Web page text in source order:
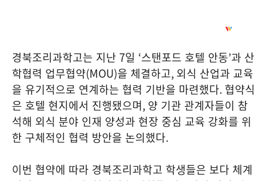
경북조리과학고는 지난 7일 ‘스탠포드 호텔 안동’과 산
학협력 업무협약(MOU)을 체결하고, 외식 산업과 교육
을 유기적으로 연계하는 협력 기반을 마련했다. 협약식
은 호텔 현지에서 진행됐으며, 양 기관 관계자들이 참
석해 외식 분야 인재 양성과 현장 중심 교육 강화를 위
한 구체적인 협력 방안을 논의했다.
이번 협약에 따라 경북조리과학고 학생들은 보다 체계